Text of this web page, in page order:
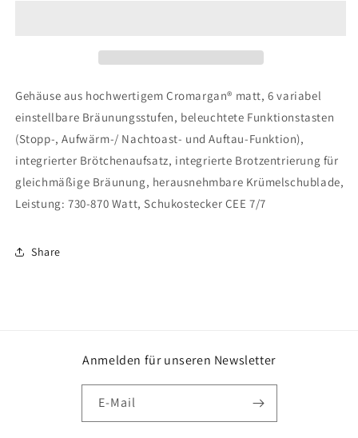
Gehäuse aus hochwertigem Cromargan® matt, 6 variabel
einstellbare Bräunungsstufen, beleuchtete Funktionstasten
(Stopp-, Aufwärm-/ Nachtoast- und Auftau-Funktion),
integrierter Brötchenaufsatz, integrierte Brotzentrierung für
gleichmäßige Bräunung, herausnehmbare Krümelschublade,
Leistung: 730-870 Watt, Schukostecker CEE 7/7
Share
Anmelden für unseren Newsletter
E-Mail